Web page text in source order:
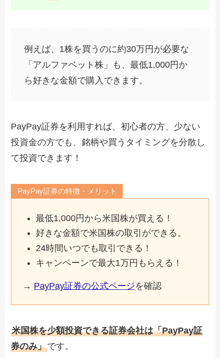
例えば、1株を買うのに約30万円が必要な
「アルファベット株」も、最低1,000円か
ら好きな金額で購入できます。
PayPay証券を利用すれば、初心者の方、少ない
投資金の方でも、銘柄や買うタイミングを分散し
て投資できます！
PayPay証券の特徴・メリット
最低1,000円から米国株が買える！
好きな金額で米国株の取引ができる。
24時間いつでも取引できる！
キャンペーンで最大1万円もらえる！
→ PayPay証券の公式ページを確認
米国株を少額投資できる証券会社は「PayPay証
券のみ」です。